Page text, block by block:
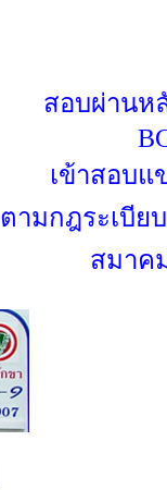
สอบผ่านห
เข้าสอบแ
ตามกฎระเบียบ
สมาค